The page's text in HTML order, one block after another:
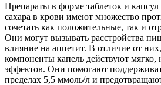
Препараты в форме таблеток и
сахара в крови имеют множество
сочетать как положительные, так и
Они могут вызывать расстройства
влияние на аппетит. В отличие от
компоненты капель действуют
эффектов. Они помогают
пределах 5,5 ммоль/л и